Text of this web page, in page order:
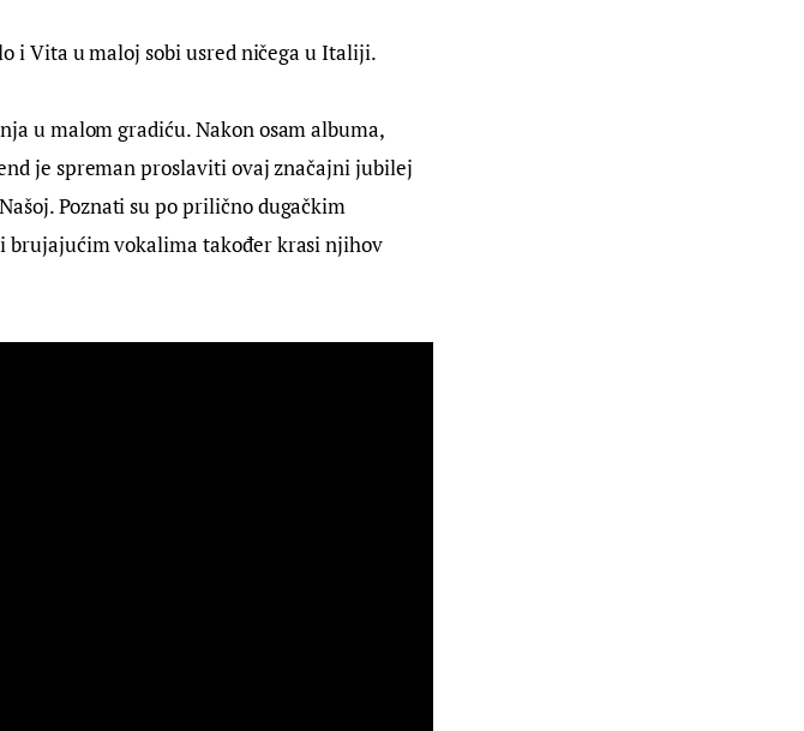
i Vita u maloj sobi usred ničega u Italiji.
u malom gradiću. Nakon osam albuma,
je spreman proslaviti ovaj značajni jubilej
Poznati su po prilično dugačkim
brujajućim vokalima također krasi njihov